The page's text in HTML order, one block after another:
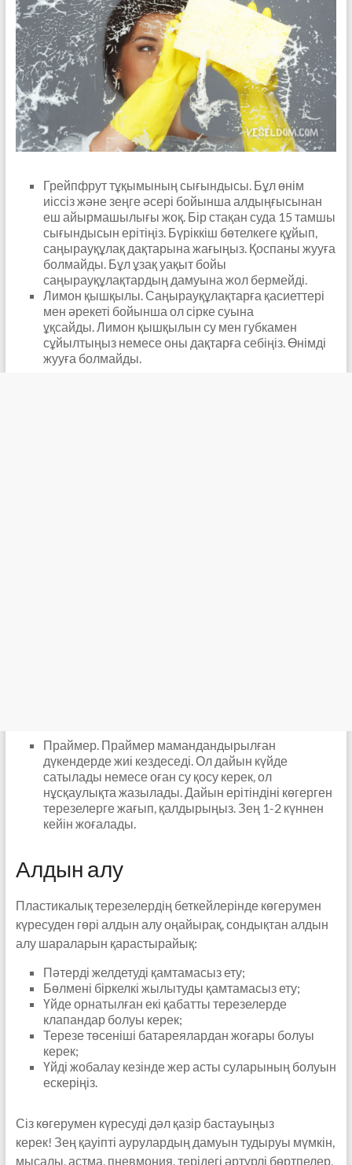
Грейпфрут тұқымының сығындысы. Бұл өнім
иіссіз және зеңге әсері бойынша алдыңғысынан
еш айырмашылығы жоқ. Бір стақан суда 15 тамшы
сығындысын ерітіңіз. Бүріккіш бөтелкеге ​​құйып,
саңырауқұлақ дақтарына жағыңыз. Қоспаны жууға
болмайды. Бұл ұзақ уақыт бойы
саңырауқұлақтардың дамуына жол бермейді.
Лимон қышқылы. Саңырауқұлақтарға қасиеттері
мен әрекеті бойынша ол сірке суына
ұқсайды. Лимон қышқылын су мен губкамен
сұйылтыңыз немесе оны дақтарға себіңіз. Өнімді
жууға болмайды.
Праймер. Праймер мамандандырылған
дүкендерде жиі кездеседі. Ол дайын күйде
сатылады немесе оған су қосу керек, ол
нұсқаулықта жазылады. Дайын ерітіндіні көгерген
терезелерге жағып, қалдырыңыз. Зең 1-2 күннен
кейін жоғалады.
Алдын алу
Пластикалық терезелердің беткейлерінде көгерумен
күресуден гөрі алдын алу оңайырақ, сондықтан алдын
алу шараларын қарастырайық:
Пәтерді желдетуді қамтамасыз ету;
Бөлмені біркелкі жылытуды қамтамасыз ету;
Үйде орнатылған екі қабатты терезелерде
клапандар болуы керек;
Терезе төсеніші батареялардан жоғары болуы
керек;
Үйді жобалау кезінде жер асты суларының болуын
ескеріңіз.
Сіз көгерумен күресуді дәл қазір бастауыңыз
керек! Зең қауіпті аурулардың дамуын тудыруы мүмкін,
мысалы, астма, пневмония, терідегі әртүрлі бөртпелер,